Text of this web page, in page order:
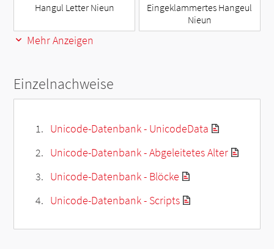
Hangul Letter Nieun
Eingeklammertes Hangeul
Nieun
Mehr Anzeigen
Einzelnachweise
Unicode-Datenbank - UnicodeData
Unicode-Datenbank - Abgeleitetes Alter
Unicode-Datenbank - Blöcke
Unicode-Datenbank - Scripts